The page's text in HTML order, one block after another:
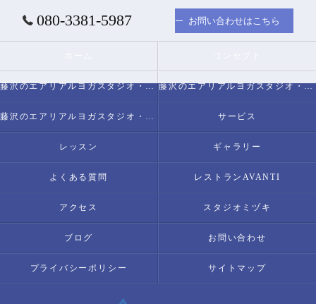
080-3381-5987 お問い合わせはこちら
藤沢のエアリアルヨガスタジオ・スタジオミヅキについて 藤沢のエアリアルヨガスタジオ・スタジオミヅキの必要とされる理由
藤沢のエアリアルヨガスタジオ・スタジオミヅキの内容について サービス
レッスン ギャラリー
よくある質問 レストランAVANTI
アクセス スタジオミヅキ
ブログ お問い合わせ
プライバシーポリシー サイトマップ